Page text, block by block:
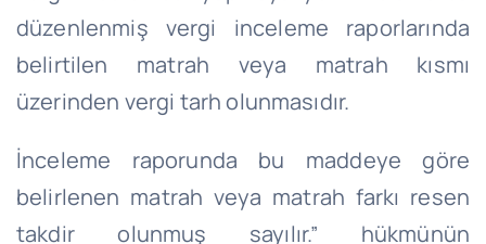
düzenlenmiş vergi inceleme raporlarında
belirtilen matrah veya matrah kısmı
üzerinden vergi tarh olunmasıdır.
İnceleme raporunda bu maddeye göre
belirlenen matrah veya matrah farkı resen
takdir olunmuş sayılır.” hükmünün